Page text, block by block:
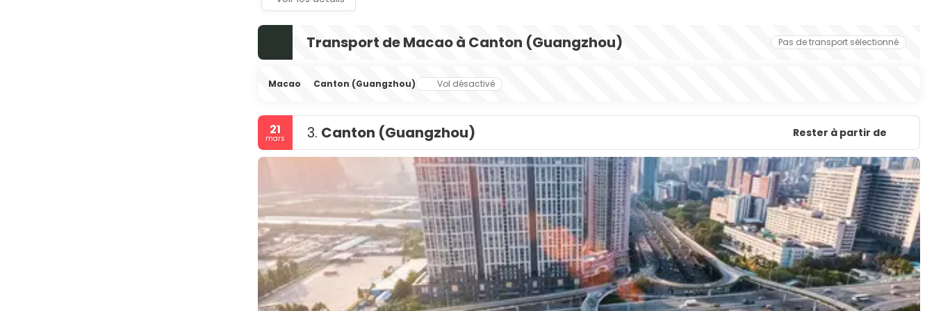
Transport de Macao à Canton (Guangzhou) Pas de transport sélectionné
Macao Canton (Guangzhou) Vol désactivé
21
mars 3. Canton (Guangzhou) Rester à partir de